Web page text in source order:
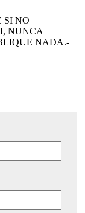
SI NO
NUNCA
NADA.-